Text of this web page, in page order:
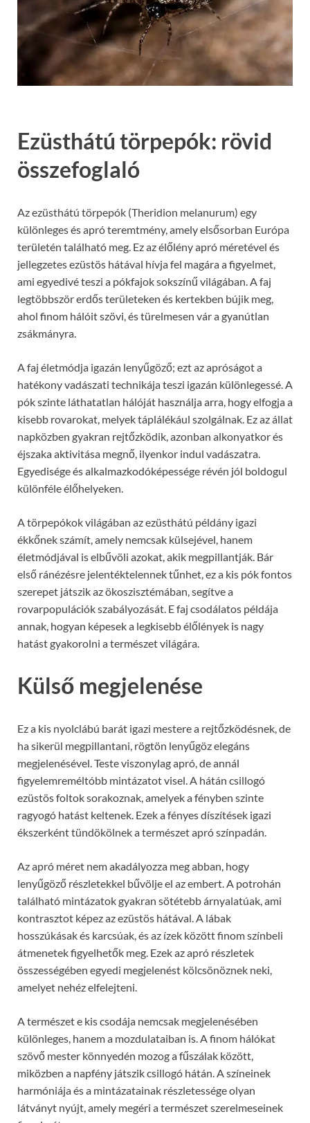
Ezüsthátú törpepók: rövid
összefoglaló
Az ezüsthátú törpepók (Theridion melanurum) egy
különleges és apró teremtmény, amely elsősorban Európa
területén található meg. Ez az élőlény apró méretével és
jellegzetes ezüstös hátával hívja fel magára a figyelmet,
ami egyedivé teszi a pókfajok sokszínű világában. A faj
legtöbbször erdős területeken és kertekben bújik meg,
ahol finom hálóit szövi, és türelmesen vár a gyanútlan
zsákmányra.
A faj életmódja igazán lenyűgöző; ezt az apróságot a
hatékony vadászati technikája teszi igazán különlegessé. A
pók szinte láthatatlan hálóját használja arra, hogy elfogja a
kisebb rovarokat, melyek táplálékául szolgálnak. Ez az állat
napközben gyakran rejtőzködik, azonban alkonyatkor és
éjszaka aktivitása megnő, ilyenkor indul vadászatra.
Egyedisége és alkalmazkodóképessége révén jól boldogul
különféle élőhelyeken.
A törpepókok világában az ezüsthátú példány igazi
ékkőnek számít, amely nemcsak külsejével, hanem
életmódjával is elbűvöli azokat, akik megpillantják. Bár
első ránézésre jelentéktelennek tűnhet, ez a kis pók fontos
szerepet játszik az ökoszisztémában, segítve a
rovarpopulációk szabályozását. E faj csodálatos példája
annak, hogyan képesek a legkisebb élőlények is nagy
hatást gyakorolni a természet világára.
Külső megjelenése
Ez a kis nyolclábú barát igazi mestere a rejtőzködésnek, de
ha sikerül megpillantani, rögtön lenyűgöz elegáns
megjelenésével. Teste viszonylag apró, de annál
figyelemreméltóbb mintázatot visel. A hátán csillogó
ezüstös foltok sorakoznak, amelyek a fényben szinte
ragyogó hatást keltenek. Ezek a fényes díszítések igazi
ékszerként tündökölnek a természet apró színpadán.
Az apró méret nem akadályozza meg abban, hogy
lenyűgöző részletekkel bűvölje el az embert. A potrohán
található mintázatok gyakran sötétebb árnyalatúak, ami
kontrasztot képez az ezüstös hátával. A lábak
hosszúkásak és karcsúak, és az ízek között finom színbeli
átmenetek figyelhetők meg. Ezek az apró részletek
összességében egyedi megjelenést kölcsönöznek neki,
amelyet nehéz elfelejteni.
A természet e kis csodája nemcsak megjelenésében
különleges, hanem a mozdulataiban is. A finom hálókat
szövő mester könnyedén mozog a fűszálak között,
miközben a napfény játszik csillogó hátán. A színeinek
harmóniája és a mintázatainak részletessége olyan
látványt nyújt, amely megéri a természet szerelmeseinek